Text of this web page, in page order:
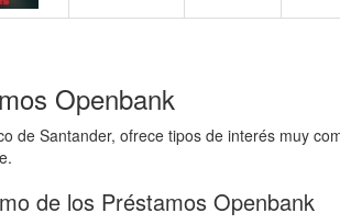
Openbank
de Santander, ofrece tipos de interés muy
de los Préstamos Openbank